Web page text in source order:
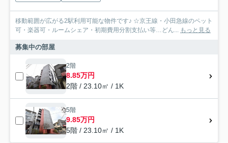
移動範囲が広がる2駅利用可能な物件です♪ ☆京王線・小田急線のペット
可・楽器可・ルームシェア・初期費用分割支払い等…どん... もっと見る
募集中の部屋
2階
8.85万円
2階 / 23.10㎡ / 1K
5階
9.85万円
5階 / 23.10㎡ / 1K